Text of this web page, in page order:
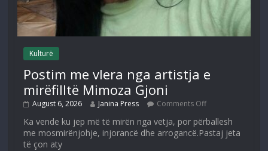
Kulturë
Postim me vlera nga artistja e
mirëfilltë Mimoza Gjoni
August 6, 2026 Janina Press Comments Off
Ka vende ku jep më të mirën nga vetja, por përballesh
me mosmirënjohje, injorancë dhe arrogancë.Pastaj jeta
të çon aty